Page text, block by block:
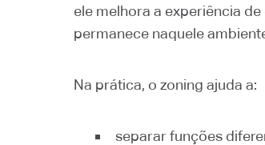
ele melhora a experiência
permanece naquele
Na prática, o zoning ajuda a:
separar funções